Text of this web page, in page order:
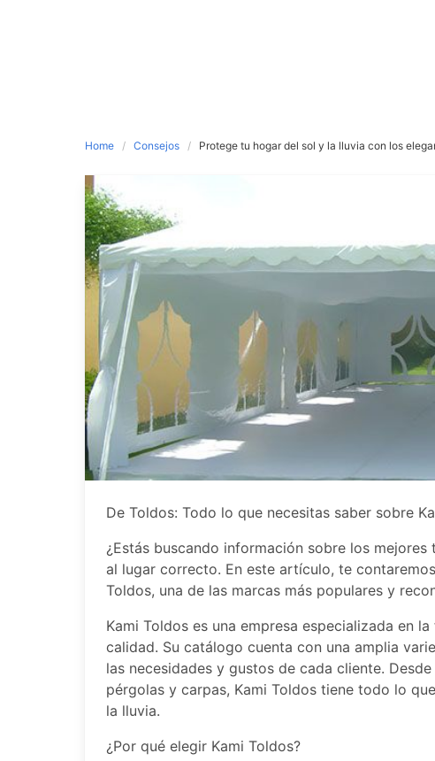
Home Consejos Protege tu hogar del sol y la lluvia con los
De Toldos: Todo lo que necesitas saber sobre
¿Estás buscando información sobre los
al lugar correcto. En este artículo, te
Toldos, una de las marcas más populares y
Kami Toldos es una empresa especializada en
calidad. Su catálogo cuenta con una amplia
las necesidades y gustos de cada cliente.
pérgolas y carpas, Kami Toldos tiene todo lo
la lluvia.
¿Por qué elegir Kami Toldos?